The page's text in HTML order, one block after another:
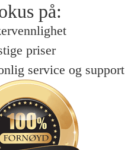
på:
priser
service og support